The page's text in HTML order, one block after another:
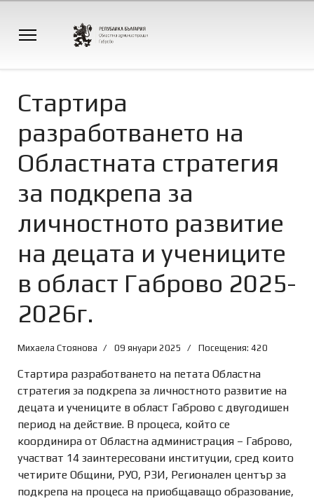
Стартира
разработването на
Областната стратегия
за подкрепа за
личностното развитие
на децата и учениците
в област Габрово 2025-
2026г.
Михаела Стоянова 09 януари 2025 Посещения: 420
Стартира разработването на петата Областна
стратегия за подкрепа за личностното развитие на
децата и учениците в област Габрово с двугодишен
период на действие. В процеса, който се
координира от Областна администрация – Габрово,
участват 14 заинтересовани институции, сред които
четирите Oбщини, РУО, РЗИ, Регионален център за
подкрепа на процеса на приобщаващо образование,